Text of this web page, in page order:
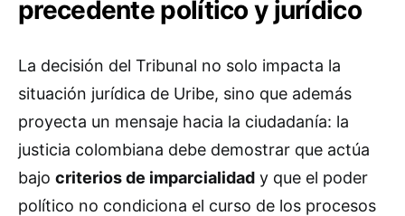
precedente político y jurídico
La decisión del Tribunal no solo impacta la
situación jurídica de Uribe, sino que además
proyecta un mensaje hacia la ciudadanía: la
justicia colombiana debe demostrar que actúa
bajo criterios de imparcialidad y que el poder
político no condiciona el curso de los procesos